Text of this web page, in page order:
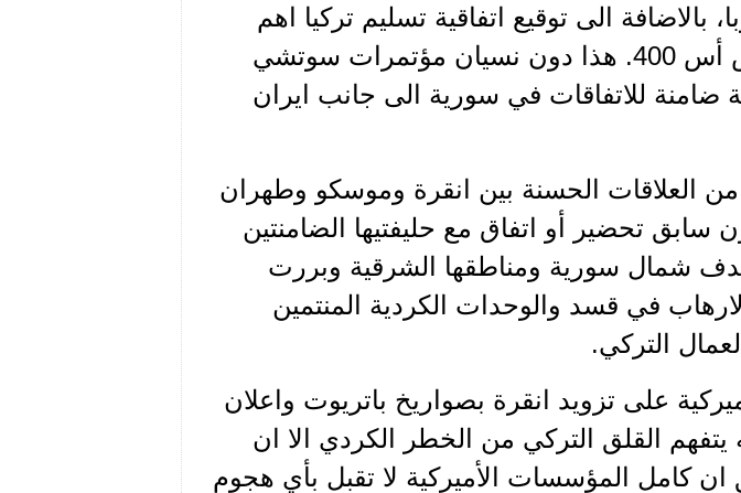
بالاضافة الى توقيع اتفاقية تسليم تركيا اهم
سلاح جوي روسي في العالم أس أس 400. هذا دون نسيان مؤتمرات سوتشي
ضامنة للاتفاقات في سورية الى جانب ايران
العلاقات الحسنة بين انقرة وموسكو وطهران
تحضير أو اتفاق مع حليفتيها الضامنتين
شمال سورية ومناطقها الشرقية وبررت
في قسد والوحدات الكردية المنتمين
التركي.
على تزويد انقرة بصواريخ باتريوت واعلان
القلق التركي من الخطر الكردي الا ان
كامل المؤسسات الأميركية لا تقبل بأي هجوم